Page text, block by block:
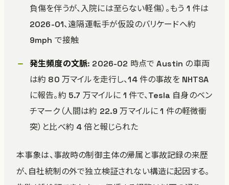
負傷を伴うが、入院には至らない軽傷）。もう 1 件は
2026-01、遠隔運転手が仮設のバリケードへ約
9mph で接触
発生頻度の文脈: 2026-02 時点で Austin の車両
は約 80 万マイルを走行し、14 件の事故を NHTSA
に報告。約 5.7 万マイルに 1 件で、Tesla 自身のベン
チマーク（人間は約 22.9 万マイルに 1 件の軽微衝
突）と比べ約 4 倍と報じられた
本事象は、事故時の制御主体の帰属と事故記録の来歴
が、自社統制の外で独立検証されない構造に起因する。